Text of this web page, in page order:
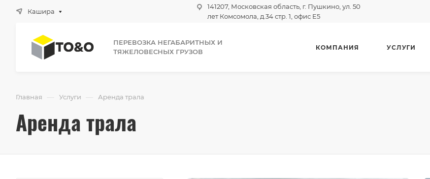
Кашира
141207, Московская область, г. Пушкино, ул. 50
лет Комсомола, д.34 стр. 1, офис E5
ПЕРЕВОЗКА НЕГАБАРИТНЫХ И
ТЯЖЕЛОВЕСНЫХ ГРУЗОВ
КОМПАНИЯ УСЛУГИ
Главная — Услуги — Аренда трала
Аренда трала